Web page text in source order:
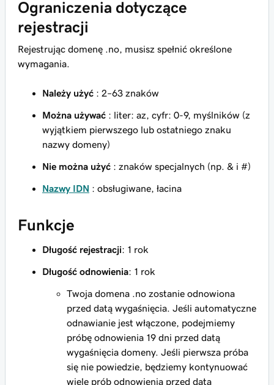
Ograniczenia dotyczące
rejestracji
Rejestrując domenę .no, musisz spełnić określone
wymagania.
Należy użyć : 2–63 znaków
Można używać : liter: az, cyfr: 0-9, myślników (z
wyjątkiem pierwszego lub ostatniego znaku
nazwy domeny)
Nie można użyć : znaków specjalnych (np. & i #)
Nazwy IDN : obsługiwane, łacina
Funkcje
Długość rejestracji: 1 rok
Długość odnowienia: 1 rok
Twoja domena .no zostanie odnowiona
przed datą wygaśnięcia. Jeśli automatyczne
odnawianie jest włączone, podejmiemy
próbę odnowienia 19 dni przed datą
wygaśnięcia domeny. Jeśli pierwsza próba
się nie powiedzie, będziemy kontynuować
wiele prób odnowienia przed datą